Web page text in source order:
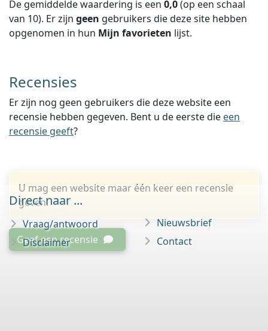
De gemiddelde waardering is een 0,0(op een schaal
van 10). Er zijn geen gebruikers die deze site hebben
opgenomen in hun Mijn favorieten lijst.
Recensies
Er zijn nog geen gebruikers die deze website een
recensie hebben gegeven. Bent u de eerste die een
recensie geeft?
U mag een website maar één keer een recensie
geven.
Geef een recensie
Direct naar ...
Vraag/antwoord
Disclaimer
Nieuwsbrief
Contact